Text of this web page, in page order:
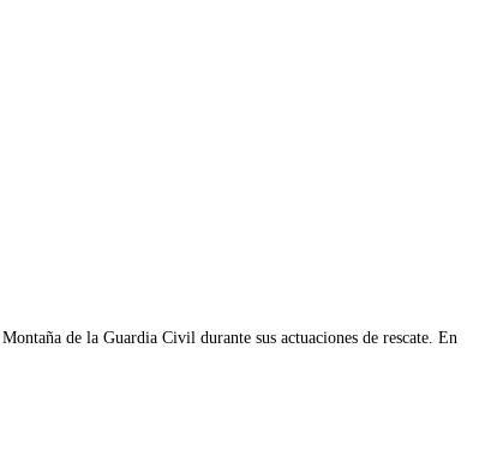
de la Guardia Civil durante sus actuaciones de rescate. En